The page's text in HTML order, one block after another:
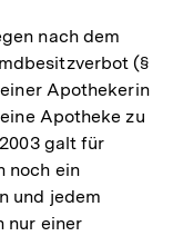
nach dem
(§
Apothekerin
Apotheke zu
galt für
noch ein
und jedem
nur einer